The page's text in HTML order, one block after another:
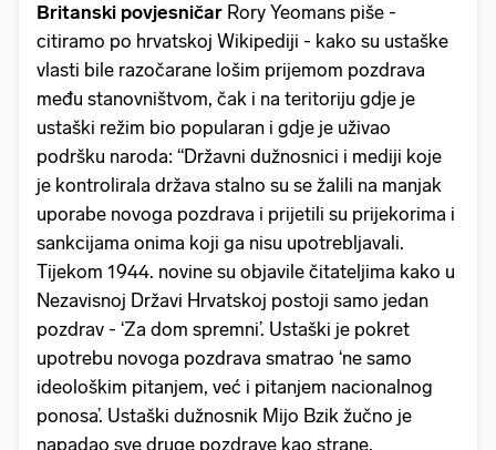
Britanski povjesničar Rory Yeomans piše -
citiramo po hrvatskoj Wikipediji - kako su ustaške
vlasti bile razočarane lošim prijemom pozdrava
među stanovništvom, čak i na teritoriju gdje je
ustaški režim bio popularan i gdje je uživao
podršku naroda: “Državni dužnosnici i mediji koje
je kontrolirala država stalno su se žalili na manjak
uporabe novoga pozdrava i prijetili su prijekorima i
sankcijama onima koji ga nisu upotrebljavali.
Tijekom 1944. novine su objavile čitateljima kako u
Nezavisnoj Državi Hrvatskoj postoji samo jedan
pozdrav - ‘Za dom spremni’. Ustaški je pokret
upotrebu novoga pozdrava smatrao ‘ne samo
ideološkim pitanjem, već i pitanjem nacionalnog
ponosa’. Ustaški dužnosnik Mijo Bzik žučno je
napadao sve druge pozdrave kao strane,